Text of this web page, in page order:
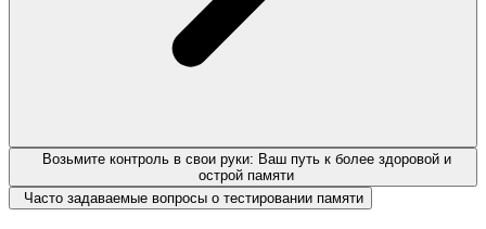
Возьмите контроль в свои руки: Ваш путь к более здоровой и
острой памяти
Часто задаваемые вопросы о тестировании памяти